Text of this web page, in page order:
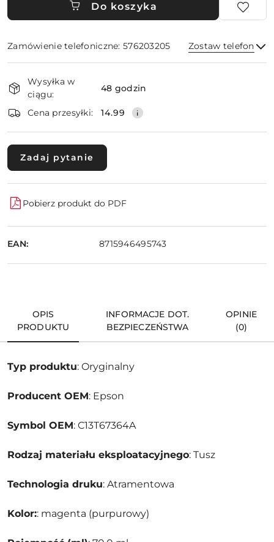
Do koszyka
Zamówienie telefoniczne: 576203205 Zostaw telefon
i
dostawa
Wysyłka w
ciągu:
48 godzin
Cena przesyłki: 14.99
Zadaj pytanie
Pobierz produkt do PDF
EAN: 8715946495743
OPIS
PRODUKTU
INFORMACJE DOT.
BEZPIECZEŃSTWA
OPINIE
(0)
Typ produktu: Oryginalny
Producent OEM: Epson
Symbol OEM: C13T67364A
Rodzaj materiału eksploatacyjnego: Tusz
Technologia druku: Atramentowa
Kolor:: magenta (purpurowy)